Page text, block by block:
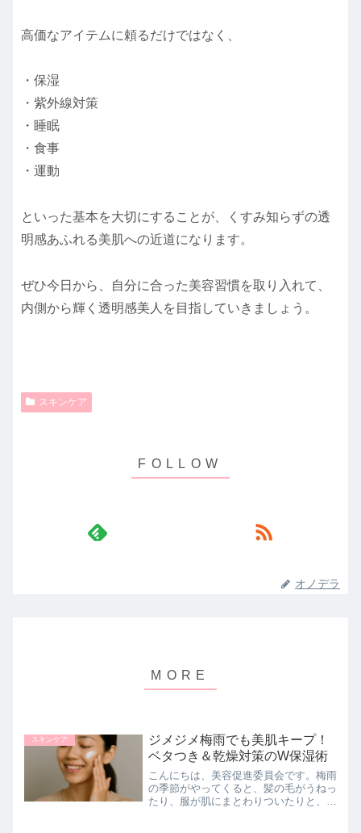
高価なアイテムに頼るだけではなく、
・保湿
・紫外線対策
・睡眠
・食事
・運動
といった基本を大切にすることが、くすみ知らずの透
明感あふれる美肌への近道になります。
ぜひ今日から、自分に合った美容習慣を取り入れて、
内側から輝く透明感美人を目指していきましょう。
スキンケア
オノデラ
スキンケア
ジメジメ梅雨でも美肌キープ！
ベタつき＆乾燥対策のW保湿術
こんにちは、美容促進委員会です。梅雨
の季節がやってくると、髪の毛がうねっ
たり、服が肌にまとわりついたりと、何